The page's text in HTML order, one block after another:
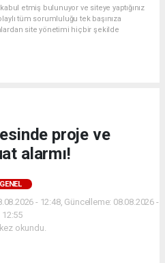
etmiş bulunuyor ve siteye yaptığınız
tüm sorumluluğu tek başınıza
site yönetimi hiçbir şekilde
proje ve
alarmı!
GENEL
- 12:48, Güncelleme: 08.08.2026 -
12:55
okundu.